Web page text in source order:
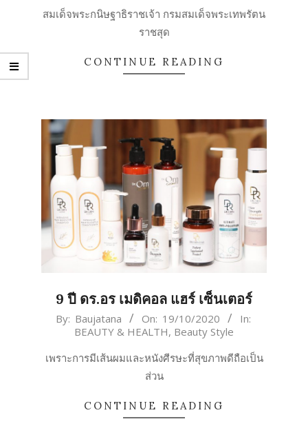
19
สมเด็จพระกนิษฐาธิราชเจ้า กรมสมเด็จพระเทพรัตน
ราชสุด
CONTINUE READING
9 ปี ดร.อร เมดิคอล แฮร์ เซ็นเตอร์
2020-
By: Baujatana On: 19/10/2020
In:
BEAUTY & HEALTH, Beauty Style
เพราะการมีเส้นผมและหนังศีรษะที่สุขภาพดีถือเป็น
ส่วน
CONTINUE READING